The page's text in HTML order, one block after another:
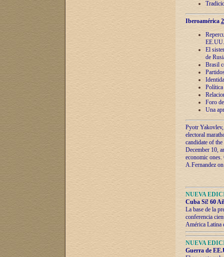
Iberoamérica
EE.UU.
El
de
Brasil
Política
Foro
Una
Pyotr
electoral
candidate of
December 10,
economic
A.Fernandez
NUEVA
Cuba Sí! 60
La base de la
conferencia
América Latina
NUEVA
Guerra de